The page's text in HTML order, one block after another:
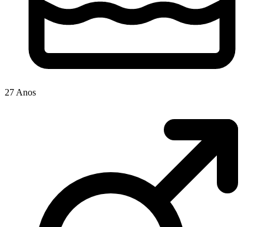
27 Anos